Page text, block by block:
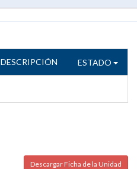
DESCRIPCIÓN ESTADO
Descargar Ficha de la Unidad